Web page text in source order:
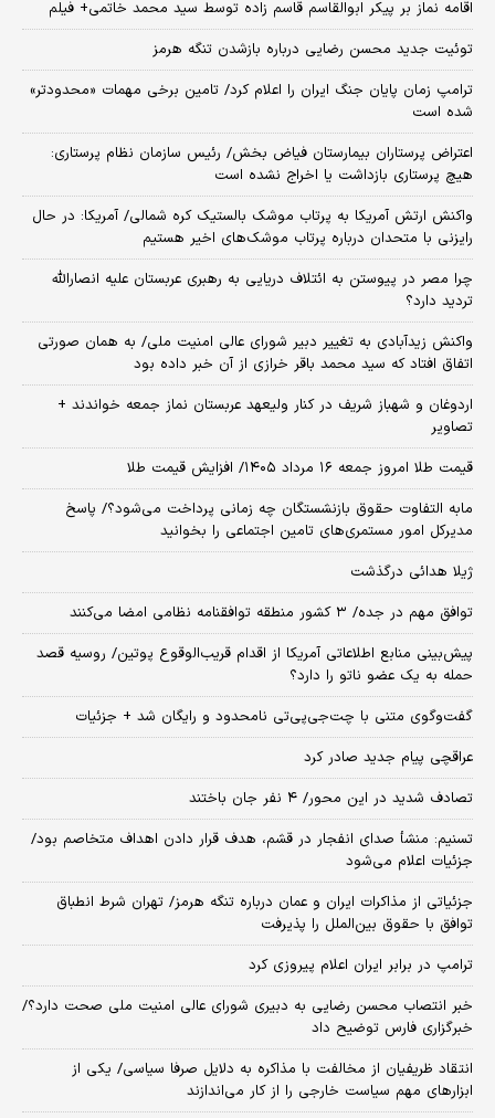
اقامه نماز بر پیکر ابوالقاسم قاسم زاده توسط سید محمد خاتمی+ فیلم
توئیت جدید محسن رضایی درباره بازشدن تنگه هرمز
ترامپ زمان پایان جنگ ایران را اعلام کرد/ تامین برخی مهمات «محدودتر»
شده است
اعتراض پرستاران بیمارستان فیاض بخش/ رئیس سازمان نظام پرستاری:
هیچ پرستاری بازداشت یا اخراج نشده است
واکنش ارتش آمریکا به پرتاب موشک بالستیک کره شمالی/ آمریکا: در حال
رایزنی با متحدان درباره پرتاب موشک‌های اخیر هستیم
چرا مصر در پیوستن به ائتلاف دریایی به رهبری عربستان علیه انصارالله
تردید دارد؟
واکنش زیدآبادی به تغییر دبیر شورای عالی امنیت ملی/ به همان صورتی
اتفاق افتاد که سید محمد باقر خرازی از آن خبر داده بود
اردوغان و شهباز شریف در کنار ولیعهد عربستان نماز جمعه خواندند +
تصاویر
قیمت طلا امروز جمعه ۱۶ مرداد ۱۴۰۵/ افزایش قیمت طلا
مابه التفاوت حقوق بازنشستگان چه زمانی پرداخت می‌شود؟/ پاسخ
مدیرکل امور مستمری‌های تامین اجتماعی را بخوانید
ژیلا هدائی درگذشت
توافق مهم در جده/ ۳ کشور منطقه توافقنامه نظامی امضا می‌کنند
پیش‌بینی منابع اطلاعاتی آمریکا از اقدام قریب‌الوقوع پوتین/ روسیه قصد
حمله به یک عضو ناتو را دارد؟
گفت‌وگوی متنی با چت‌جی‌پی‌تی نامحدود و رایگان شد + جزئیات
عراقچی پیام جدید صادر کرد
تصادف شدید در این محور/ ۴ نفر جان باختند
تسنیم: منشأ صدای انفجار در قشم، هدف قرار دادن اهداف متخاصم بود/
جزئیات اعلام می‌شود
جزئیاتی از مذاکرات ایران و عمان درباره تنگه هرمز/ تهران شرط انطباق
توافق با حقوق بین‌الملل را پذیرفت
ترامپ در برابر ایران اعلام پیروزی کرد
خبر انتصاب محسن رضایی به دبیری شورای عالی امنیت ملی صحت دارد؟/
خبرگزاری فارس توضیح داد
انتقاد ظریفیان از مخالفت با مذاکره به دلایل صرفا سیاسی/ یکی از
ابزارهای مهم سیاست خارجی را از کار می‌اندازند